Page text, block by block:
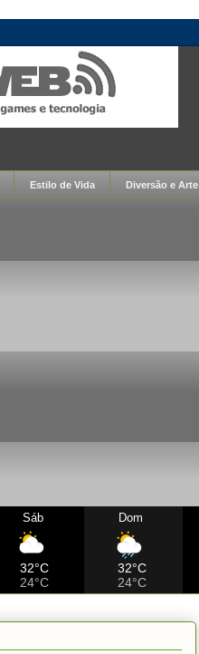
Estilo de Vida Diversão e Arte
Sáb
32°C
24°C
Dom
32°C
24°C